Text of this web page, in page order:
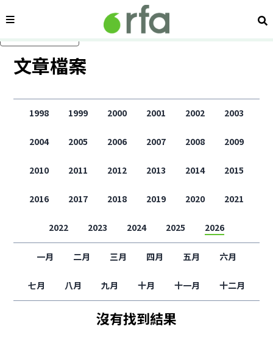
內容分類 搜
文章檔案
1998 1999 2000 2001 2002 2003
2004 2005 2006 2007 2008 2009
2010 2011 2012 2013 2014 2015
2016 2017 2018 2019 2020 2021
2022 2023 2024 2025 2026
一月 二月 三月 四月 五月 六月
七月 八月 九月 十月 十一月 十二月
沒有找到結果